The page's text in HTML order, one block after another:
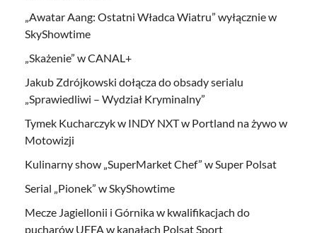
„Awatar Aang: Ostatni Władca Wiatru” wyłącznie w
SkyShowtime
„Skażenie” w CANAL+
Jakub Zdrójkowski dołącza do obsady serialu
„Sprawiedliwi – Wydział Kryminalny”
Tymek Kucharczyk w INDY NXT w Portland na żywo w
Motowizji
Kulinarny show „SuperMarket Chef” w Super Polsat
Serial „Pionek” w SkyShowtime
Mecze Jagiellonii i Górnika w kwalifikacjach do
pucharów UEFA w kanałach Polsat Sport